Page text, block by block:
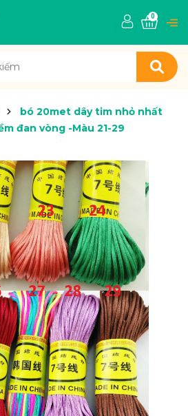
0
bó 20met dây tim nhỏ nhất
đan vòng -Màu 21-29